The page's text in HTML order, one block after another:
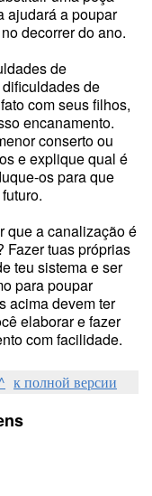
ajudará a poupar
decorrer do ano.
de
de
com seus filhos,
encanamento.
conserto ou
e explique qual é
os para que
que a canalização é
Fazer tuas próprias
teu sistema e ser
para poupar
acima devem ter
elaborar e fazer
com facilidade.
к полной версии